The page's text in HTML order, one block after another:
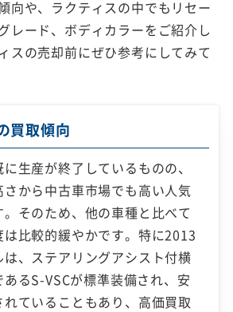
向や、ラクティスの中でもリセー
レード、ボディカラーをご紹介し
スの売却前にぜひ参考にしてみて
買取傾向
生産が終了しているものの、
から中古車市場でも高い人気
そのため、他の車種と比べて
比較的緩やかです。特に2013
、ステアリングアシスト付横
るS-VSCが標準装備され、安
ていることもあり、高価買取